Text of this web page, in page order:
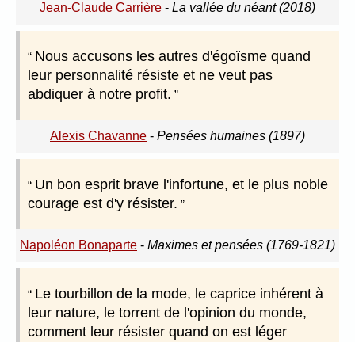
Jean-Claude Carrière - La vallée du néant (2018)
Nous accusons les autres d'égoïsme quand
leur personnalité résiste et ne veut pas
abdiquer à notre profit.
Alexis Chavanne - Pensées humaines (1897)
Un bon esprit brave l'infortune, et le plus noble
courage est d'y résister.
Napoléon Bonaparte - Maximes et pensées (1769-1821)
Le tourbillon de la mode, le caprice inhérent à
leur nature, le torrent de l'opinion du monde,
comment leur résister quand on est léger